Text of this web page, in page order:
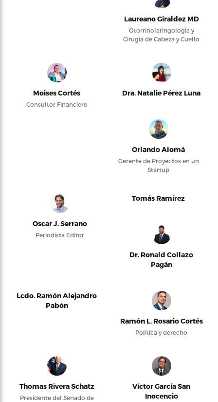
Laureano Giraldez MD
Otorrinolaringología y
Cirugía de Cabeza y Cuello
Moises Cortés
Consultor Financiero
Dra. Natalie Pérez Luna
Orlando Alomá
Gerente de Proyectos en un
Startup
Oscar J. Serrano
Periodista Editor
Tomás Ramírez
Dr. Ronald Collazo
Pagán
Lcdo. Ramón Alejandro
Pabón
Ramón L. Rosario Cortés
Política y derecho
Thomas Rivera Schatz
Presidente del Senado de
Víctor García San
Inocencio